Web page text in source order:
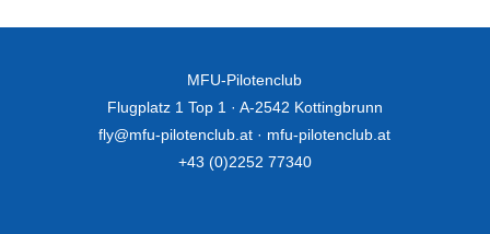
MFU-Pilotenclub
Flugplatz 1 Top 1 · A-2542 Kottingbrunn
fly@mfu-pilotenclub.at · mfu-pilotenclub.at
+43 (0)2252 77340